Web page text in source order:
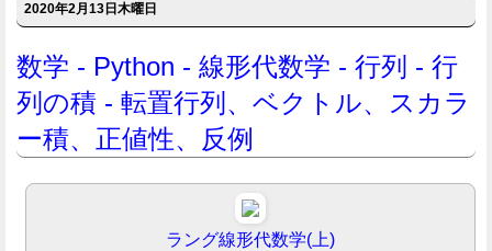
2020年2月13日木曜日
数学 - Python - 線形代数学 - 行列 - 行
列の積 - 転置行列、ベクトル、スカラ
ー積、正値性、反例
ラング線形代数学(上)